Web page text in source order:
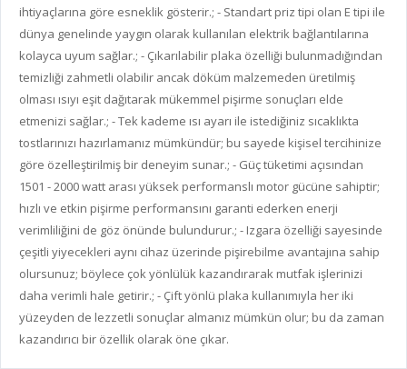
ihtiyaçlarına göre esneklik gösterir.; - Standart priz tipi olan E tipi ile
dünya genelinde yaygın olarak kullanılan elektrik bağlantılarına
kolayca uyum sağlar.; - Çıkarılabilir plaka özelliği bulunmadığından
temizliği zahmetli olabilir ancak döküm malzemeden üretilmiş
olması ısıyı eşit dağıtarak mükemmel pişirme sonuçları elde
etmenizi sağlar.; - Tek kademe ısı ayarı ile istediğiniz sıcaklıkta
tostlarınızı hazırlamanız mümkündür; bu sayede kişisel tercihinize
göre özelleştirilmiş bir deneyim sunar.; - Güç tüketimi açısından
1501 - 2000 watt arası yüksek performanslı motor gücüne sahiptir;
hızlı ve etkin pişirme performansını garanti ederken enerji
verimliliğini de göz önünde bulundurur.; - Izgara özelliği sayesinde
çeşitli yiyecekleri aynı cihaz üzerinde pişirebilme avantajına sahip
olursunuz; böylece çok yönlülük kazandırarak mutfak işlerinizi
daha verimli hale getirir.; - Çift yönlü plaka kullanımıyla her iki
yüzeyden de lezzetli sonuçlar almanız mümkün olur; bu da zaman
kazandırıcı bir özellik olarak öne çıkar.